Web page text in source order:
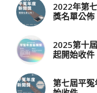
2022年第
獎名單公佈
2025第十
起開始收件
第七屆平